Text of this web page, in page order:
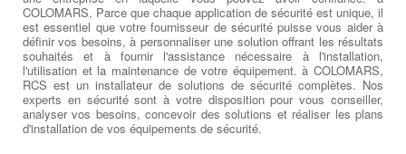
COLOMARS, Parce que chaque application de sécurité est unique, il
est essentiel que votre fournisseur de sécurité puisse vous aider à
définir vos besoins, à personnaliser une solution offrant les résultats
souhaités et à fournir l'assistance nécessaire à l'installation,
l'utilisation et la maintenance de votre équipement. à COLOMARS,
RCS est un installateur de solutions de sécurité complètes. Nos
experts en sécurité sont à votre disposition pour vous conseiller,
analyser vos besoins, concevoir des solutions et réaliser les plans
d'installation de vos équipements de sécurité.